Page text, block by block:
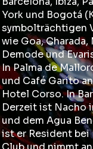
York und Bogotá
symbolträchtigen
wie Goa,
Demode und
In Palma de
und Café Garito
Hotel Corso. In
Derzeit ist Nacho
und dem Agua
ist er Resident bei